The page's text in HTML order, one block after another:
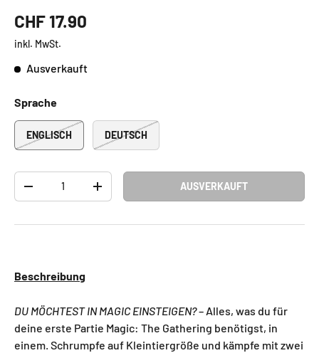
CHF 17.90
inkl. MwSt.
Ausverkauft
Sprache
ENGLISCH DEUTSCH
- + AUSVERKAUFT
Beschreibung
DU MÖCHTEST IN MAGIC EINSTEIGEN?– Alles, was du für
deine erste Partie Magic: The Gathering benötigst, in
einem. Schrumpfe auf Kleintiergröße und kämpfe mit zwei